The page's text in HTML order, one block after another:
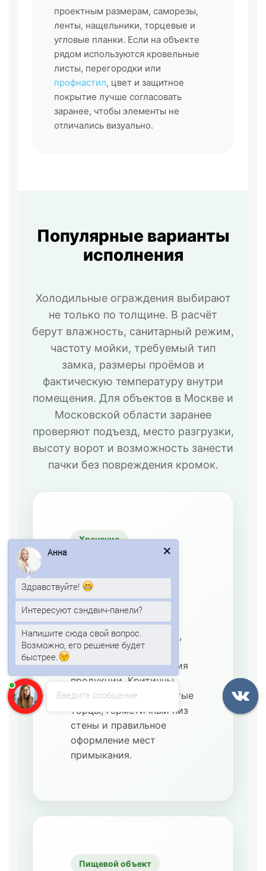
проектным размерам, саморезы,
ленты, нащельники, торцевые и
угловые планки. Если на объекте
рядом используются кровельные
листы, перегородки или
профнастил, цвет и защитное
покрытие лучше согласовать
заранее, чтобы элементы не
отличались визуально.
Популярные варианты
исполнения
Холодильные ограждения выбирают
не только по толщине. В расчёт
берут влажность, санитарный режим,
частоту мойки, требуемый тип
замка, размеры проёмов и
фактическую температуру внутри
помещения. Для объектов в Москве и
Московской области заранее
проверяют подъезд, место разгрузки,
высоту ворот и возможность занести
пачки без повреждения кромок.
Хранение
режима
Используются для
охлаждённых складов,
цветочных помещений,
овощных баз и
временного размещения
продукции. Критичны
плотные стыки, закрытые
торцы, герметичный низ
стены и правильное
оформление мест
примыкания.
Пищевой объект
Введите сообщение
Анна
Здравствуйте!
Интересуют сэндвич-панели?
Напишите сюда свой вопрос.
Возможно, его решение будет
быстрее.